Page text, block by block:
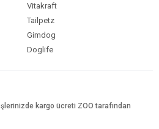
Vitakraft
Tailpetz
Gimdog
Doglife
kargo ücreti ZOO tarafından